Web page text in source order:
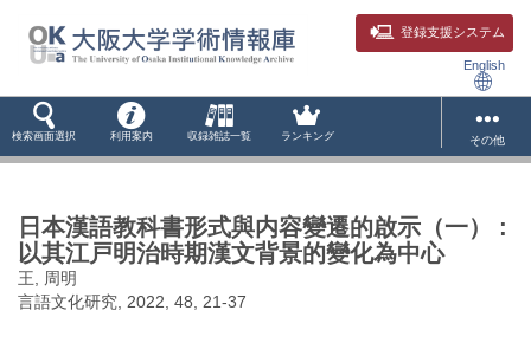
登録支援システム
English
検索画面選択 利用案内 収録雑誌一覧 ランキング その他
日本漢語教科書形式與内容變遷的啟示（一） :
以其江戸明治時期漢文背景的變化為中心
王, 周明
言語文化研究, 2022, 48, 21-37